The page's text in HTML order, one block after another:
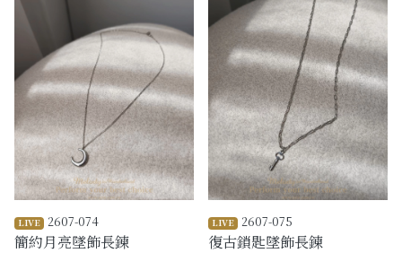
LIVE 2607-074
簡約月亮墜飾長鍊
LIVE 2607-075
復古鎖匙墜飾長鍊